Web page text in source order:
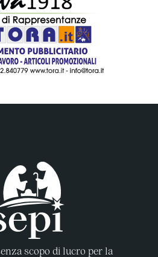
scopo di lucro per la